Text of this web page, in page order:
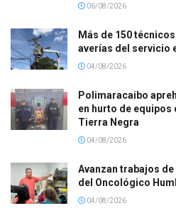
06/08/2026
Más de 150
averías del servicio
04/08/2026
Polimaracaibo
en hurto de
Tierra Negra
04/08/2026
Avanzan trabajos
del Oncológico
04/08/2026